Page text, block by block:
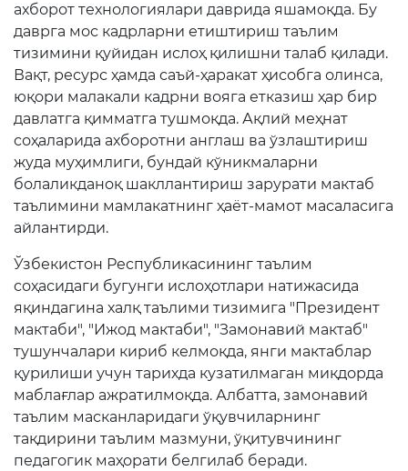
Рақамли кутубхона
Ягона электрон тизим
Малака ошириш
Ахборот хизмати
Пресс-релизлар
Маърузалар
Галерея
Видеогалерея
Ахборот хизмати
Матбуот анжуманлари
Конференциялар
ахборот технологиялари даврида яшамоқда. Бу
даврга мос кадрларни етиштириш таълим
тизимини қуйидан ислоҳ қилишни талаб қилади.
Вақт, ресурс ҳамда саъй-ҳаракат ҳисобга олинса,
юқори малакали кадрни вояга етказиш ҳар бир
давлатга қимматга тушмоқда. Ақлий меҳнат
соҳаларида ахборотни англаш ва ўзлаштириш
жуда муҳимлиги, бундай кўникмаларни
болаликданоқ шакллантириш зарурати мактаб
таълимини мамлакатнинг ҳаёт-мамот масаласига
айлантирди.
Ўзбекистон Республикасининг таълим
соҳасидаги бугунги ислоҳотлари натижасида
яқиндагина халқ таълими тизимига "Президент
мактаби", "Ижод мактаби", "Замонавий мактаб"
тушунчалари кириб келмоқда, янги мактаблар
қурилиши учун тарихда кузатилмаган миқдорда
маблағлар ажратилмоқда. Албатта, замонавий
таълим масканларидаги ўқувчиларнинг
тақдирини таълим мазмуни, ўқитувчининг
педагогик маҳорати белгилаб беради.